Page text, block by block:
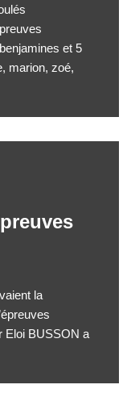
et 5
marion, zoé,
la
Eloi BUSSON a